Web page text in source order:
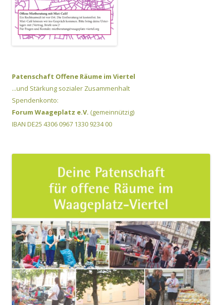
Patenschaft Offene Räume im Viertel
...und Stärkung sozialer Zusammenhalt
Spendenkonto:
Forum Waageplatz e.V. (gemeinnützig)
IBAN DE25 4306 0967 1330 9234 00